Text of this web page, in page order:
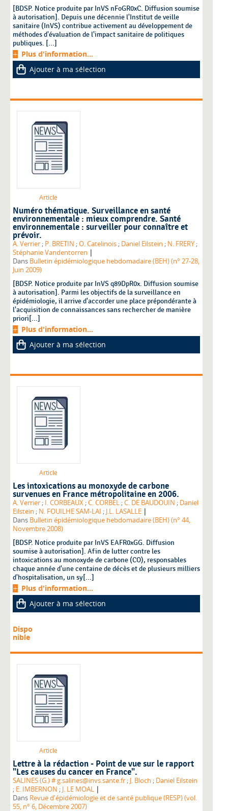
[BDSP. Notice produite par InVS nFoGR0xC. Diffusion soumise
à autorisation]. Depuis une décennie l'Institut de veille
sanitaire (InVS) contribue activement au développement de
méthodes d'évaluation de l'impact sanitaire de politiques
publiques. [...]
Plus d'information...
Ajouter à ma sélection
Article
Numéro thématique. Surveillance en santé
environnementale : mieux comprendre. Santé
environnementale : surveiller pour connaître et
prévoir.
A. Verrier; P. BRETIN ;O. Catelinois; Daniel Eilstein ; N. FRERY;
Stéphanie Vandentorren |
Dans Bulletin épidémiologique hebdomadaire (BEH) (n° 27-28,
Juin 2009)
[BDSP. Notice produite par InVS q89DpR0x. Diffusion soumise
à autorisation]. Parmi les objectifs de la surveillance en
épidémiologie, il arrive d'accorder une place prépondérante à
l'acquisition de connaissances sans rechercher de manière
priori[...]
Plus d'information...
Ajouter à ma sélection
Article
Les intoxications au monoxyde de carbone
survenues en France métropolitaine en 2006.
A. Verrier; I. CORBEAUX;C. CORBEL;C. DE BAUDOUIN ; Daniel
Eilstein ; N. FOUILHE SAM-LAI ;J.L. LASALLE |
Dans Bulletin épidémiologique hebdomadaire (BEH) (n° 44,
Novembre 2008)
[BDSP. Notice produite par InVS EAFR0xGG. Diffusion
soumise à autorisation]. Afin de lutter contre les
intoxications au monoxyde de carbone (CO), responsables
chaque année d'une centaine de décès et de plusieurs milliers
d'hospitalisation, un sy[...]
Plus d'information...
Ajouter à ma sélection
Dispo
nible
Article
Lettre à la rédaction - Point de vue sur le rapport
"Les causes du cancer en France".
SALINES (G.) # g.salines@invs.sante.fr;J. Bloch ; Daniel Eilstein
; E. IMBERNON ;J. LE MOAL |
Dans Revue d'épidémiologie et de santé publique (RESP) (vol.
55, n° 6, Décembre 2007)